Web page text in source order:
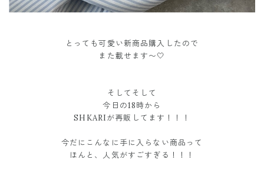
とっても可愛い新商品購入したので
また載せます〜🤍
そしてそして
今日の18時から
SHKARIが再販してます！！！
今だにこんなに手に入らない商品って
ほんと、人気がすごすぎる！！！